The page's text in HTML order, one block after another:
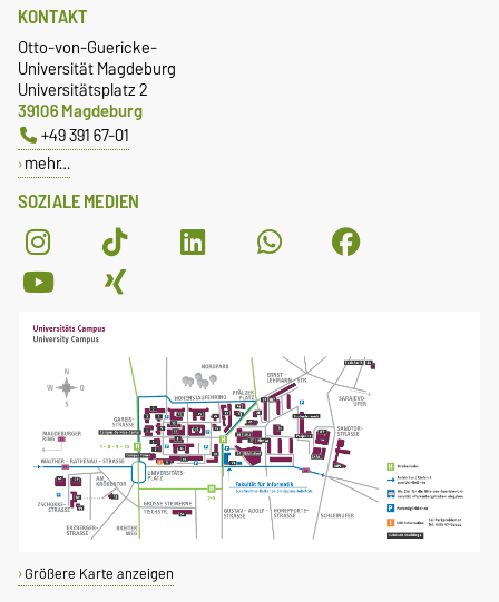
SOZIALE MEDIEN
KONTAKT
Otto-von-Guericke-
Universität Magdeburg
Universitätsplatz 2
39106 Magdeburg
+49 391 67-01
mehr…
Größere Karte anzeigen